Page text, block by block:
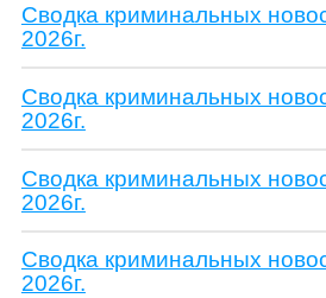
Сводка криминальных
2026г.
Сводка криминальных
2026г.
Сводка криминальных
2026г.
Сводка криминальных
2026г.